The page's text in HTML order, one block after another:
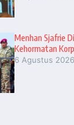
Menhan Sjafrie
Kehormatan
6 Agustus 2026